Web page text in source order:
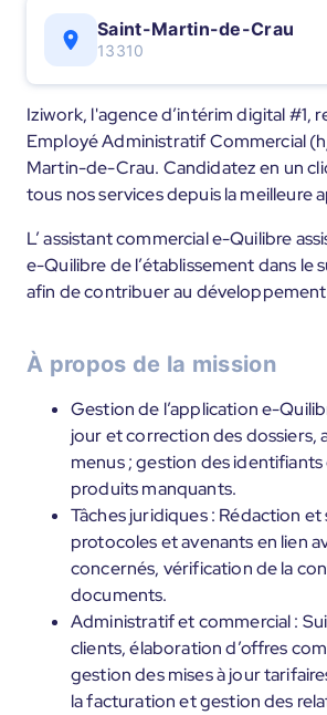
Saint-Martin-de-Crau
13310
Iziwork, l'agence d’intérim digital #1,
Employé Administratif Commercial
Martin-de-Crau. Candidatez en un
tous nos services depuis la meilleure
L’ assistant commercial e-Quilibre
e-Quilibre de l’établissement dans le
afin de contribuer au
À propos de la mission
Gestion de l’application e-
jour et correction des dossiers,
menus ; gestion des identifiants
produits manquants.
Tâches juridiques : Rédaction et
protocoles et avenants en lien
concernés, vérification de la
documents.
Administratif et commercial :
clients, élaboration d’offres
gestion des mises à jour
la facturation et gestion des